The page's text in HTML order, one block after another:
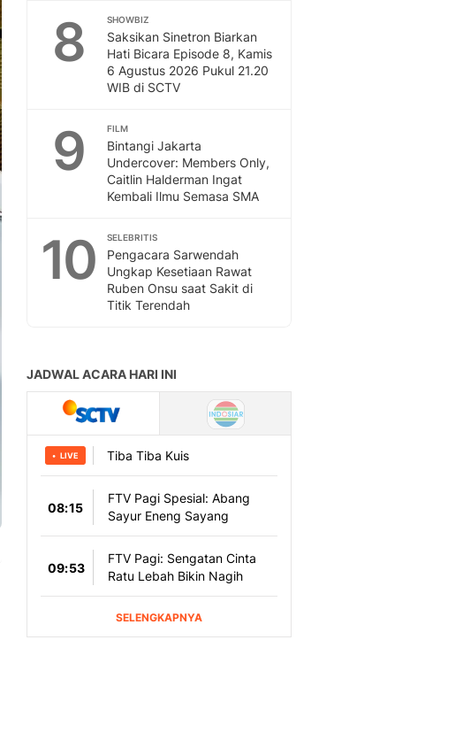
8 SHOWBIZ
Saksikan Sinetron Biarkan
Hati Bicara Episode 8, Kamis
6 Agustus 2026 Pukul 21.20
WIB di SCTV
9 FILM
Bintangi Jakarta
Undercover: Members Only,
Caitlin Halderman Ingat
Kembali Ilmu Semasa SMA
10 SELEBRITIS
Pengacara Sarwendah
Ungkap Kesetiaan Rawat
Ruben Onsu saat Sakit di
Titik Terendah